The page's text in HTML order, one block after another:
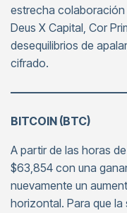
estrecha
Deus X Capital, Cor
desequilibrios de
cifrado.
BITCOIN (BTC)
A partir de las horas
$63,854 con una
nuevamente un
horizontal. Para que